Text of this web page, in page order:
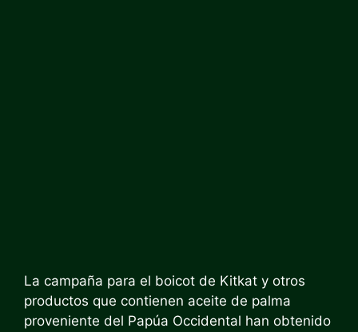
La campaña para el boicot de Kitkat y otros
productos que contienen aceite de palma
proveniente del Papúa Occidental han obtenido